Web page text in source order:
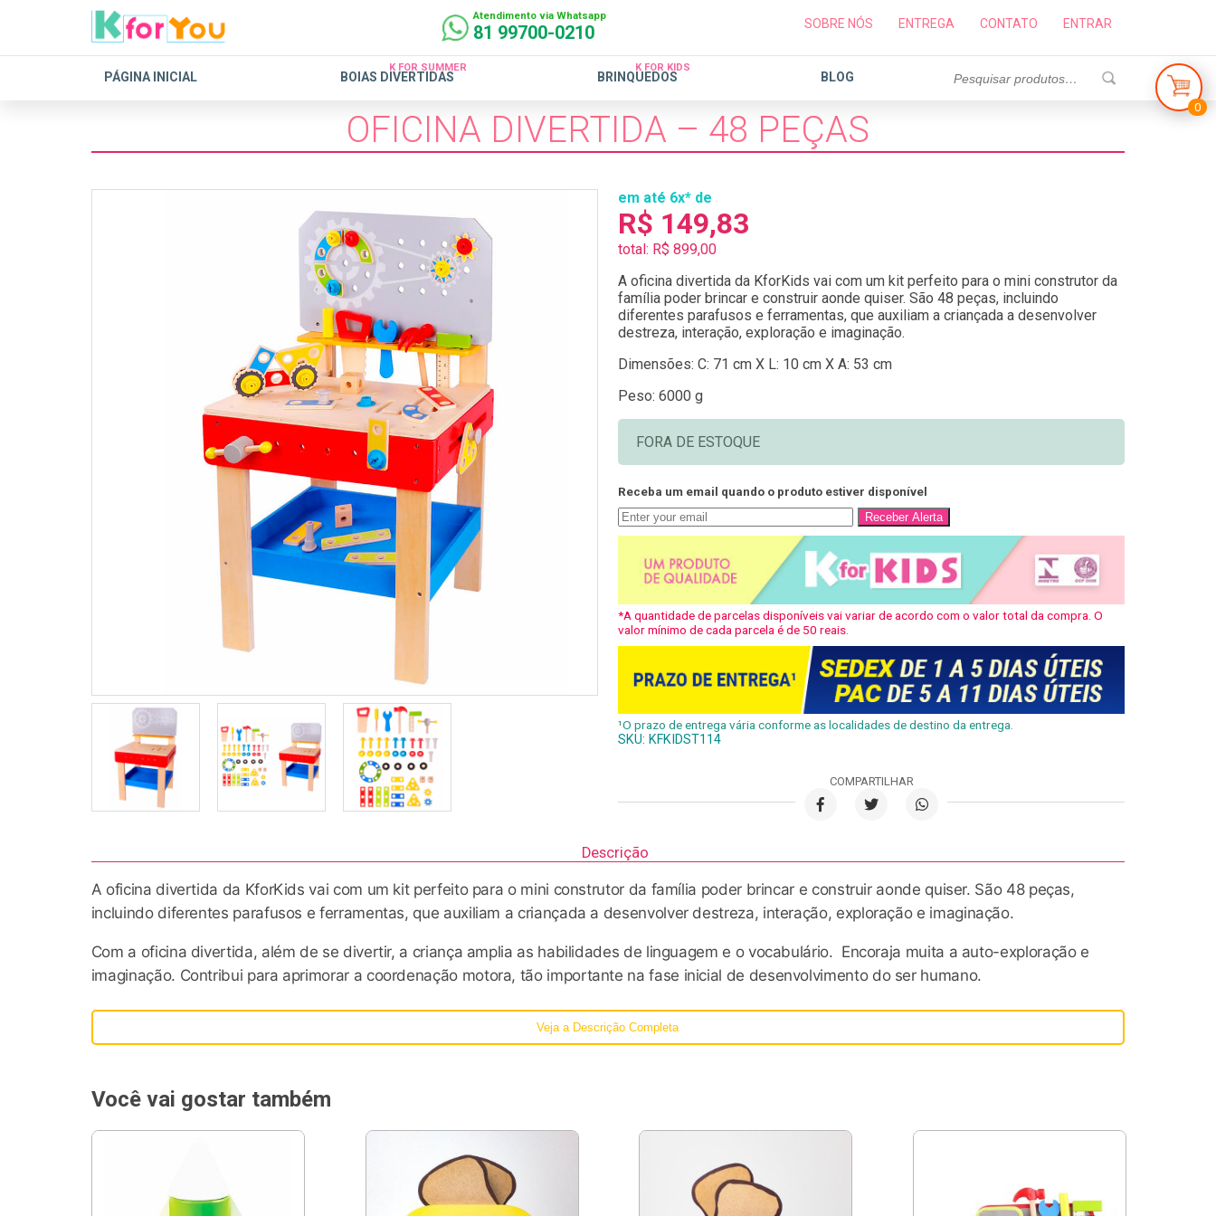
Atendimento via Whatsapp
81 99700-0210 SOBRE NÓS ENTREGA CONTATO ENTRAR
PÁGINA INICIAL BOIAS DIVERTIDAS
K FOR SUMMER
BRINQUEDOS
K FOR KIDS
BLOG
0
OFICINA DIVERTIDA – 48 PEÇAS
em até 6x* de
R$ 149,83
total: R$ 899,00
A oficina divertida da KforKids vai com um kit perfeito para o mini construtor da
família poder brincar e construir aonde quiser. São 48 peças, incluindo
diferentes parafusos e ferramentas, que auxiliam a criançada a desenvolver
destreza, interação, exploração e imaginação.
Dimensões: C: 71 cm X L: 10 cm X A: 53 cm
Peso: 6000 g
FORA DE ESTOQUE
Receba um email quando o produto estiver disponível
Receber Alerta
*A quantidade de parcelas disponíveis vai variar de acordo com o valor total da compra. O
valor mínimo de cada parcela é de 50 reais.
¹O prazo de entrega vária conforme as localidades de destino da entrega.
SKU:KFKIDST114
COMPARTILHAR
Descrição
A oficina divertida da KforKids vai com um kit perfeito para o mini construtor da família poder brincar e construir aonde quiser. São 48 peças,
incluindo diferentes parafusos e ferramentas, que auxiliam a criançada a desenvolver destreza, interação, exploração e imaginação.
Com a oficina divertida, além de se divertir, a criança amplia as habilidades de linguagem e o vocabulário. Encoraja muita a auto-exploração e
imaginação. Contribui para aprimorar a coordenação motora, tão importante na fase inicial de desenvolvimento do ser humano.
Criar maneiras criativas de pegar objetos comuns do dia-a-dia e transformá-los em brinquedos de madeira intemporais e duráveis é uma das
funções da oficina divertida.
criando vários cenários e situações que beneficiam o desenvolvimento e a educação do pequeno.
Sobre a KforKids
A KforKids traz para o Brasil o que é super tendência nos lares da Europa. Os brinquedos educativos de madeira desenvolvem toda parte
psicomotora e intelectual do bebê. O nosso foco é que você transforme o quarto do seu filho/filha em um espaço de brincar…
Veja a Descrição Completa
Você vai gostar também